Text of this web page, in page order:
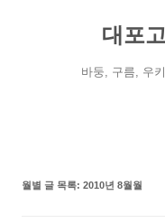
대포
바둥, 구름, 우
월별 글 목록: 2010년 8월월